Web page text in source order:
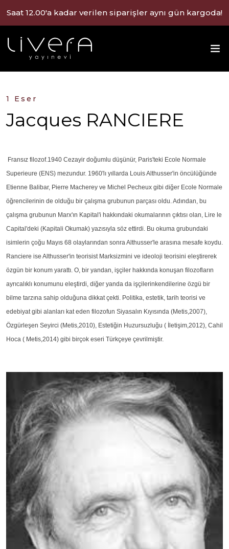
Saat 12.00'a kadar verilen siparişler aynı gün kargoda!
1 Eser
Jacques RANCIERE
Fransız filozof.1940 Cezayir doğumlu düşünür, Paris'teki Ecole Normale
Superieure (ENS) mezundur. 1960'lı yıllarda Louis Althusser'in öncülüğünde
Etienne Balibar, Pierre Macherey ve Michel Pecheux gibi diğer Ecole Normale
öğrencilerinin de olduğu bir çalışma grubunun parçası oldu. Adından, bu
çalışma grubunun Marx'ın Kapital'i hakkındaki okumalarının çıktısı olan, Lire le
Capital'deki (Kapitali Okumak) yazısıyla söz ettirdi. Bu okuma grubundaki
isimlerin çoğu Mayıs 68 olaylarından sonra Althusser'le arasına mesafe koydu.
Ranciere ise Althusser'in teorisist Marksizmini ve ideoloji teorisini eleştirerek
özgün bir konum yarattı. O, bir yandan, işçiler hakkında konuşan filozofların
ayrıcalıklı konumunu eleştirdi, diğer yanda da işçilerinkendilerine özgü bir
bilme tarzına sahip olduğuna dikkat çekti. Politika, estetik, tarih teorisi ve
edebiyat gibi alanları kat eden filozofun Siyasalın Kıyısında (Metis,2007),
Özgürleşen Seyirci (Metis,2010), Estetiğin Huzursuzluğu ( İletişim,2012), Cahil
Hoca ( Metis,2014) gibi birçok eseri Türkçeye çevrilmiştir.